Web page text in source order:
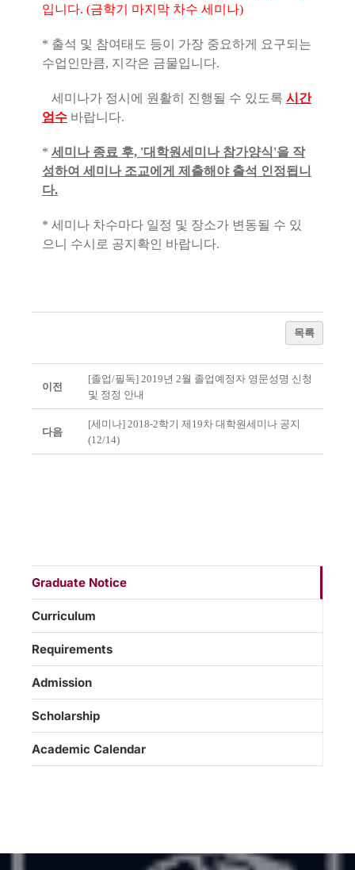
입니다. (금학기 마지막 차수 세미나)
* 출석 및 참여태도 등이 가장 중요하게 요구되는
수업인만큼, 지각은 금물입니다.
세미나가 정시에 원활히 진행될 수 있도록 시간
엄수 바랍니다.
* 세미나 종료 후, '대학원세미나 참가양식'을 작
성하여 세미나 조교에게 제출해야 출석 인정됩니
다.
* 세미나 차수마다 일정 및 장소가 변동될 수 있
으니 수시로 공지확인 바랍니다.
목록
이전
[졸업/필독] 2019년 2월 졸업예정자 영문성명 신청
및 정정 안내
다음
[세미나] 2018-2학기 제19차 대학원세미나 공지
(12/14)
Graduate Notice
Curriculum
Requirements
Admission
Scholarship
Academic Calendar